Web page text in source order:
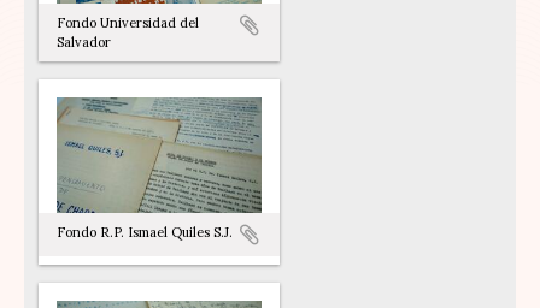
Fondo Universidad del
Salvador
Fondo R.P. Ismael Quiles S.J.